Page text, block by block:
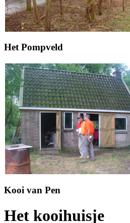
Het Pompveld
Kooi van Pen
Het kooihuisje